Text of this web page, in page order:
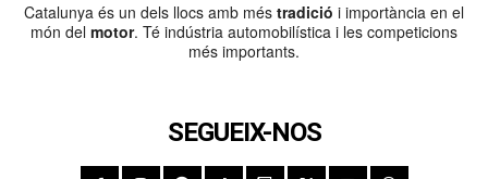
Catalunya és un dels llocs amb més tradició i importància en el
món del motor. Té indústria automobilística i les competicions
més importants.
SEGUEIX-NOS